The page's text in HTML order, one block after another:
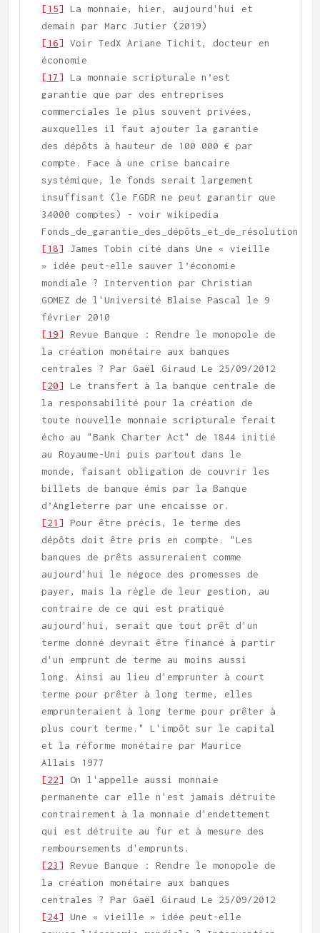
[15] La monnaie, hier, aujourd'hui et
[16] Voir TedX Ariane Tichit, docteur en
[17] La monnaie scripturale n’est
garantie que par des entreprises
commerciales le plus souvent privées,
auxquelles il faut ajouter la garantie
des dépôts à hauteur de 100 000 € par
compte. Face à une crise bancaire
systémique, le fonds serait largement
insuffisant (le FGDR ne peut garantir que
34000 comptes) - voir wikipedia
[18] James Tobin cité dans Une « vieille
» idée peut-elle sauver l’économie
mondiale ? Intervention par Christian
GOMEZ de l'Université Blaise Pascal le 9
[19] Revue Banque : Rendre le monopole de
la création monétaire aux banques
[20] Le transfert à la banque centrale de
la responsabilité pour la création de
toute nouvelle monnaie scripturale ferait
écho au "Bank Charter Act" de 1844 initié
au Royaume-Uni puis partout dans le
monde, faisant obligation de couvrir les
billets de banque émis par la Banque
[21] Pour être précis, le terme des
dépôts doit être pris en compte. "Les
banques de prêts assureraient comme
aujourd'hui le négoce des promesses de
payer, mais la règle de leur gestion, au
contraire de ce qui est pratiqué
aujourd'hui, serait que tout prêt d'un
terme donné devrait être financé à partir
d'un emprunt de terme au moins aussi
long. Ainsi au lieu d'emprunter à court
terme pour prêter à long terme, elles
emprunteraient à long terme pour prêter à
plus court terme." L'impôt sur le capital
et la réforme monétaire par Maurice
[22] On l'appelle aussi monnaie
permanente car elle n'est jamais détruite
contrairement à la monnaie d'endettement
qui est détruite au fur et à mesure des
[23] Revue Banque : Rendre le monopole de
la création monétaire aux banques
[24] Une « vieille » idée peut-elle